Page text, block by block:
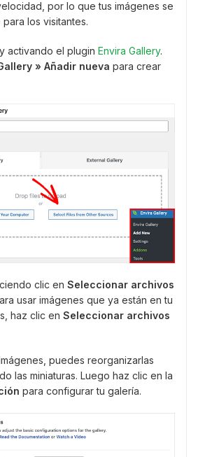
por lo que tus imágenes se
los visitantes.
activando el plugin Envira Gallery.
» Añadir nueva para crear
clic en Seleccionar archivos
usar imágenes que ya están en tu
haz clic en Seleccionar archivos
puedes reorganizarlas
las miniaturas. Luego haz clic en la
para configurar tu galería.